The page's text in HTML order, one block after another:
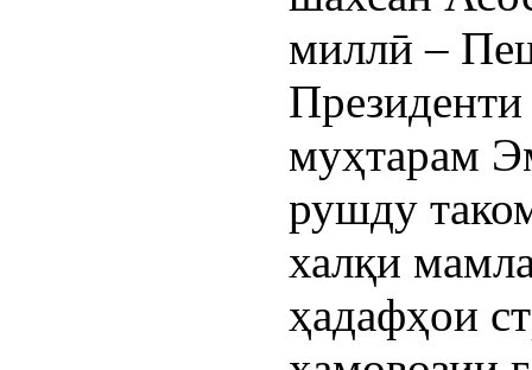
миллӣ –
муҳтарам
рушду
халқи
ҳадафҳои